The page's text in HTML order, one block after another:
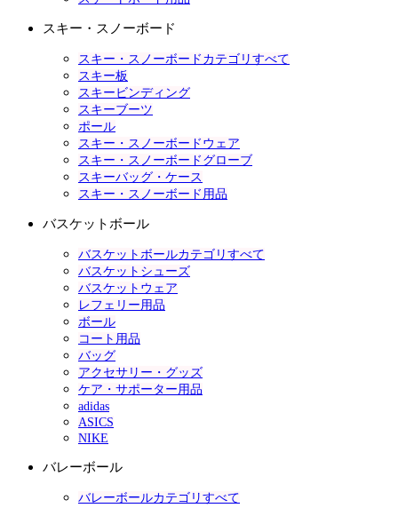
スキー・スノーボード
スキー・スノーボードカテゴリすべて
スキー板
スキービンディング
スキーブーツ
ポール
スキー・スノーボードウェア
スキー・スノーボードグローブ
スキーバッグ・ケース
スキー・スノーボード用品
バスケットボール
バスケットボールカテゴリすべて
バスケットシューズ
バスケットウェア
レフェリー用品
ボール
コート用品
バッグ
アクセサリー・グッズ
ケア・サポーター用品
adidas
ASICS
NIKE
バレーボール
バレーボールカテゴリすべて